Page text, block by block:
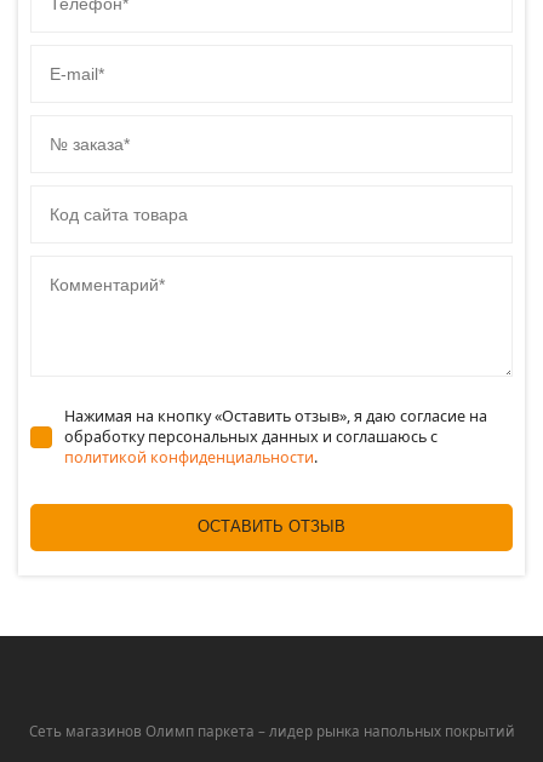
Нажимая на кнопку «Оставить отзыв», я даю согласие на
обработку персональных данных и соглашаюсь c
политикой конфиденциальности.
ОСТАВИТЬ ОТЗЫВ
Сеть магазинов Олимп паркета – лидер рынка напольных покрытий